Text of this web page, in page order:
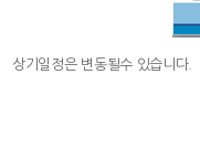
상기일정은 변동될수 있습니다.